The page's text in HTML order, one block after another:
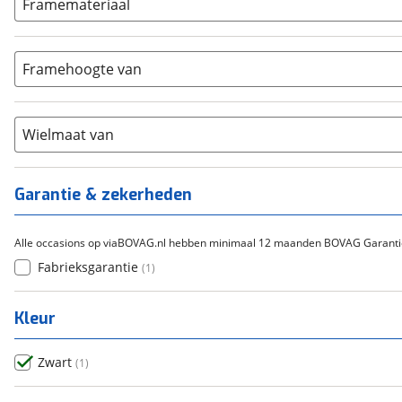
Bafang
Gazelle (0)
Cortina (0)
Flyer (0)
Overig ( 0)
5-8 (0)
9-14
15-20 (0)
21+
Framemateriaal
Aluminium (0)
Carbon
Chroom-molybdeen (0)
Scandium
Staal (0 )
Tica
Framehoogte van
Wielmaat van
Garantie & zekerheden
Alle occasions op viaBOVAG.nl hebben minimaal 12 maanden BOVAG
Fabrieksgarantie (1)
Kleur
Zwart (1)